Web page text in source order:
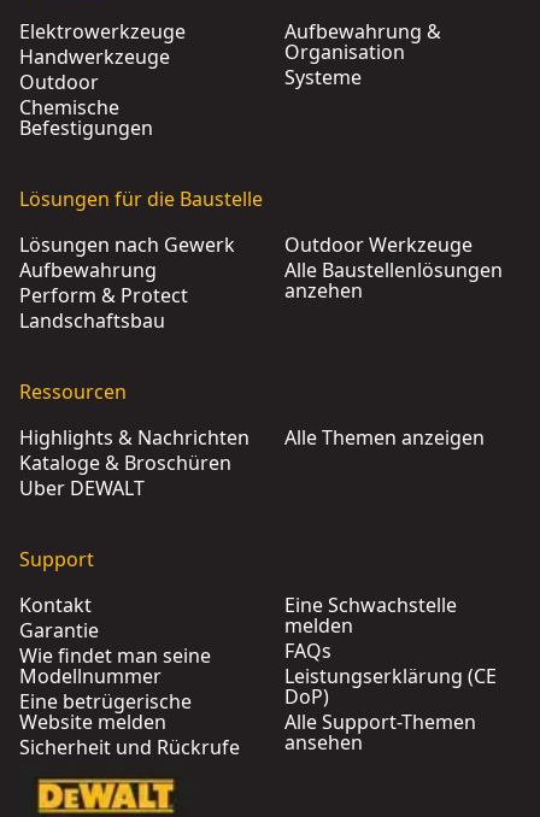
Elektrowerkzeuge
Handwerkzeuge
Outdoor
Chemische
Befestigungen
Aufbewahrung &
Organisation
Systeme
Lösungen für die Baustelle
Lösungen nach Gewerk
Aufbewahrung
Perform & Protect
Landschaftsbau
Outdoor Werkzeuge
Alle Baustellenlösungen
anzehen
Ressourcen
Highlights & Nachrichten
Kataloge & Broschüren
Über DEWALT
Alle Themen anzeigen
Support
Kontakt
Garantie
Wie findet man seine
Modellnummer
Eine betrügerische
Website melden
Sicherheit und Rückrufe
Eine Schwachstelle
melden
FAQs
Leistungserklärung (CE
DoP)
Alle Support-Themen
ansehen